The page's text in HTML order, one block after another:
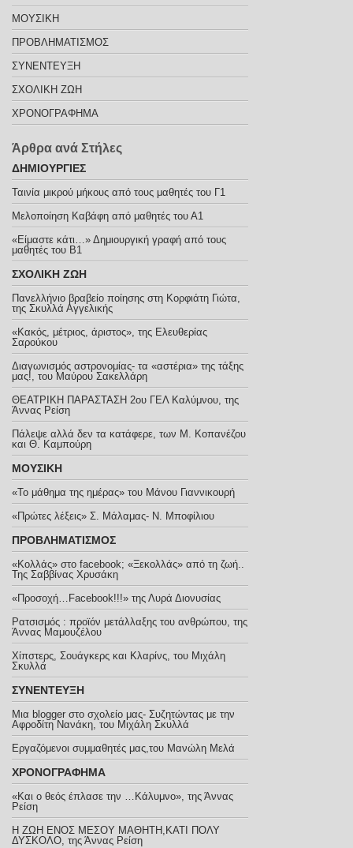
ΜΟΥΣΙΚΗ
ΠΡΟΒΛΗΜΑΤΙΣΜΟΣ
ΣΥΝΕΝΤΕΥΞΗ
ΣΧΟΛΙΚΗ ΖΩΗ
ΧΡΟΝΟΓΡΑΦΗΜΑ
Άρθρα ανά Στήλες
ΔΗΜΙΟΥΡΓΙΕΣ
Ταινία μικρού μήκους από τους μαθητές του Γ1
Μελοποίηση Καβάφη από μαθητές του Α1
«Είμαστε κάτι…» Δημιουργική γραφή από τους
μαθητές του Β1
ΣΧΟΛΙΚΗ ΖΩΗ
Πανελλήνιο βραβείο ποίησης στη Κορφιάτη Γιώτα,
της Σκυλλά Αγγελικής
«Κακός, μέτριος, άριστος», της Ελευθερίας
Σαρούκου
Διαγωνισμός αστρονομίας- τα «αστέρια» της τάξης
μας!, του Μαύρου Σακελλάρη
ΘΕΑΤΡΙΚΗ ΠΑΡΑΣΤΑΣΗ 2ου ΓΕΛ Καλύμνου, της
Άννας Ρείση
Πάλεψε αλλά δεν τα κατάφερε, των Μ. Κοπανέζου
και Θ. Καμπούρη
ΜΟΥΣΙΚΗ
«Το μάθημα της ημέρας» του Μάνου Γιαννικουρή
«Πρώτες λέξεις» Σ. Μάλαμας- Ν. Μποφίλιου
ΠΡΟΒΛΗΜΑΤΙΣΜΟΣ
«Κολλάς» στο facebook; «Ξεκολλάς» από τη ζωή..
Της Σαββίνας Χρυσάκη
«Προσοχή…Facebook!!!» της Λυρά Διονυσίας
Ρατσισμός : προϊόν μετάλλαξης του ανθρώπου, της
Άννας Μαμουζέλου
Χίπστερς, Σουάγκερς και Κλαρίνς, του Μιχάλη
Σκυλλά
ΣΥΝΕΝΤΕΥΞΗ
Μια blogger στο σχολείο μας- Συζητώντας με την
Αφροδίτη Νανάκη, του Μιχάλη Σκυλλά
Εργαζόμενοι συμμαθητές μας,του Μανώλη Μελά
ΧΡΟΝΟΓΡΑΦΗΜΑ
«Και ο θεός έπλασε την …Κάλυμνο», της Άννας
Ρείση
Η ΖΩΗ ΕΝΟΣ ΜΕΣΟΥ ΜΑΘΗΤΗ,ΚΑΤΙ ΠΟΛΥ
ΔΥΣΚΟΛΟ, της Άννας Ρείση